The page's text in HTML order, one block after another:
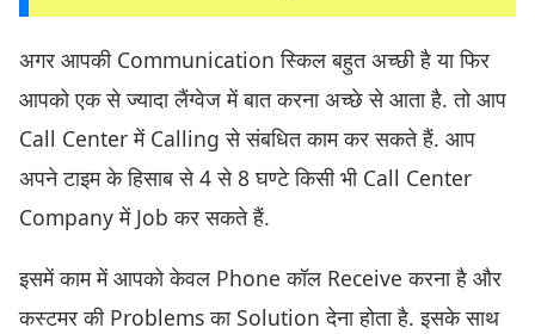
अगर आपकी Communication स्किल बहुत अच्छी है या फिर
आपको एक से ज्यादा लैंग्वेज में बात करना अच्छे से आता है. तो आप
Call Center में Calling से संबधित काम कर सकते हैं. आप
अपने टाइम के हिसाब से 4 से 8 घण्टे किसी भी Call Center
Company में Job कर सकते हैं.
इसमें काम में आपको केवल Phone कॉल Receive करना है और
कस्टमर की Problems का Solution देना होता है. इसके साथ